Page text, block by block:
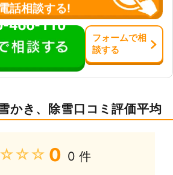
話相談する!
466-110
フォームで相
談する
かき、除雪口コミ評価平均
0 0 件